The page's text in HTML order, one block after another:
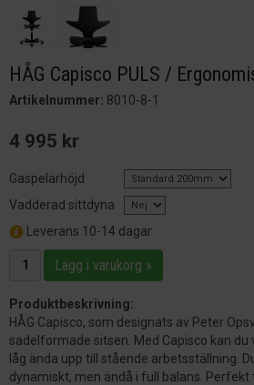
HÅG Capisco PULS /
Artikelnummer: 8010-8-1
4 995 kr
Gaspelarhöjd
Vadderad sittdyna
Leverans 10-14 dagar
Lägg i varukorg »
Produktbeskrivning:
HÅG Capisco, som designats av Peter
sadelformade sitsen. Med Capisco kan
låg ända upp till stående arbetsställning.
dynamiskt, men ändå i full balans. Perfekt